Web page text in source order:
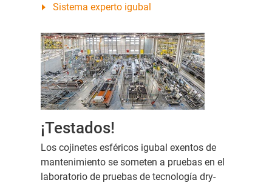
Sistema experto igubal
¡Testados!
Los cojinetes esféricos igubal exentos de
mantenimiento se someten a pruebas en el
laboratorio de pruebas de tecnología dry-